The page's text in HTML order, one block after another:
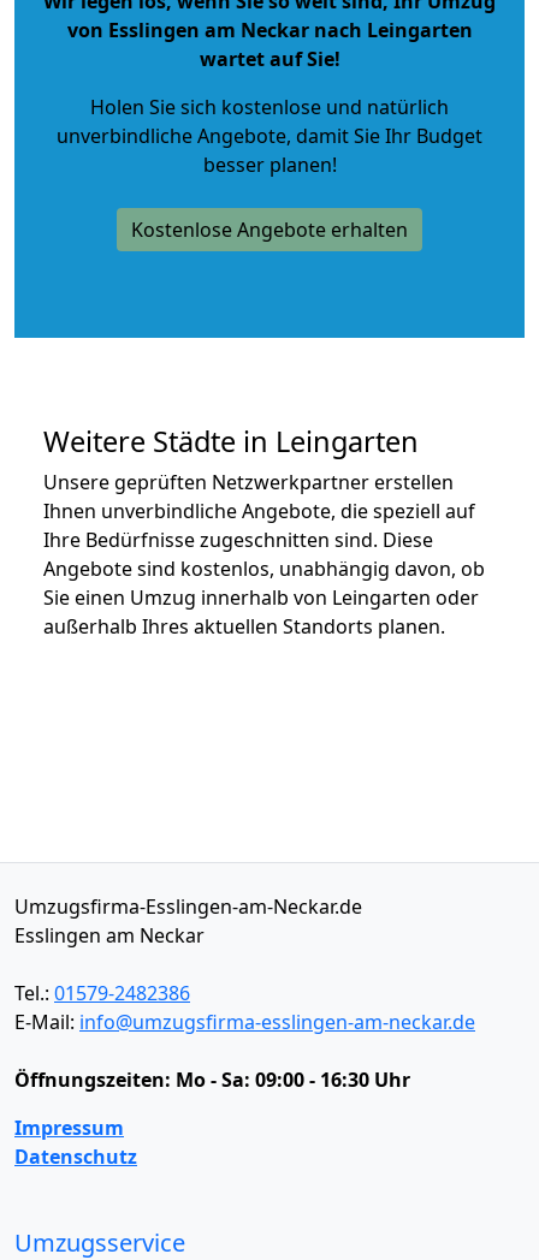
von Esslingen am Neckar nach Leingarten
wartet auf Sie!
Holen Sie sich kostenlose und natürlich
unverbindliche Angebote, damit Sie Ihr Budget
besser planen!
Kostenlose Angebote erhalten
Weitere Städte in Leingarten
Unsere geprüften Netzwerkpartner erstellen
Ihnen unverbindliche Angebote, die speziell auf
Ihre Bedürfnisse zugeschnitten sind. Diese
Angebote sind kostenlos, unabhängig davon, ob
Sie einen Umzug innerhalb von Leingarten oder
außerhalb Ihres aktuellen Standorts planen.
Umzugsfirma-Esslingen-am-Neckar.de
Esslingen am Neckar
Tel.: 01579-2482386
E-Mail: info@umzugsfirma-esslingen-am-neckar.de
Öffnungszeiten: Mo - Sa: 09:00 - 16:30 Uhr
Impressum
Datenschutz
Umzugsservice